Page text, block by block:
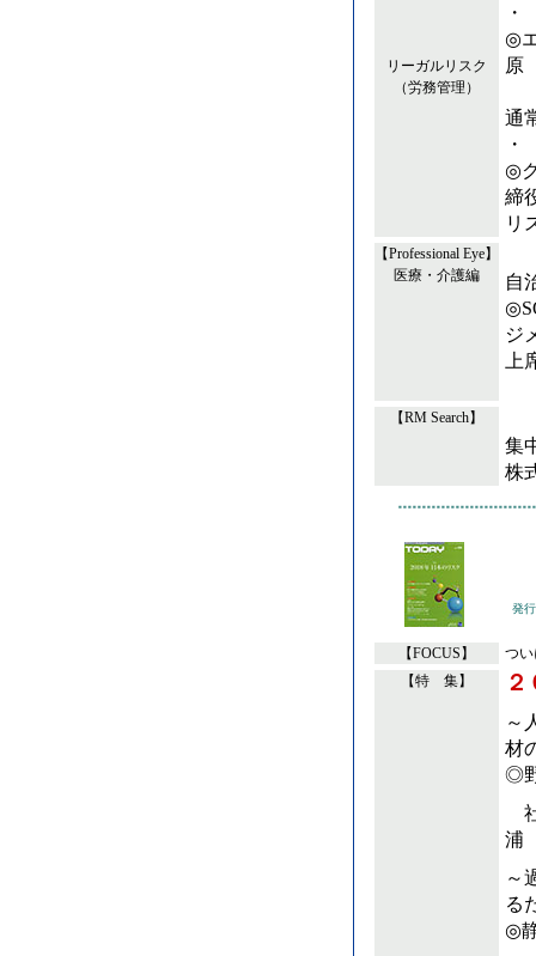
リーガルリスク
（労務管理）
◎
原
通
◎
締
リ
【Professional Eye】
医療・介護編
自
ジ
上
【RM Search】
集
株
発
【FOCUS】
つ
【特 集】
～
材
◎
浦
～
る
◎